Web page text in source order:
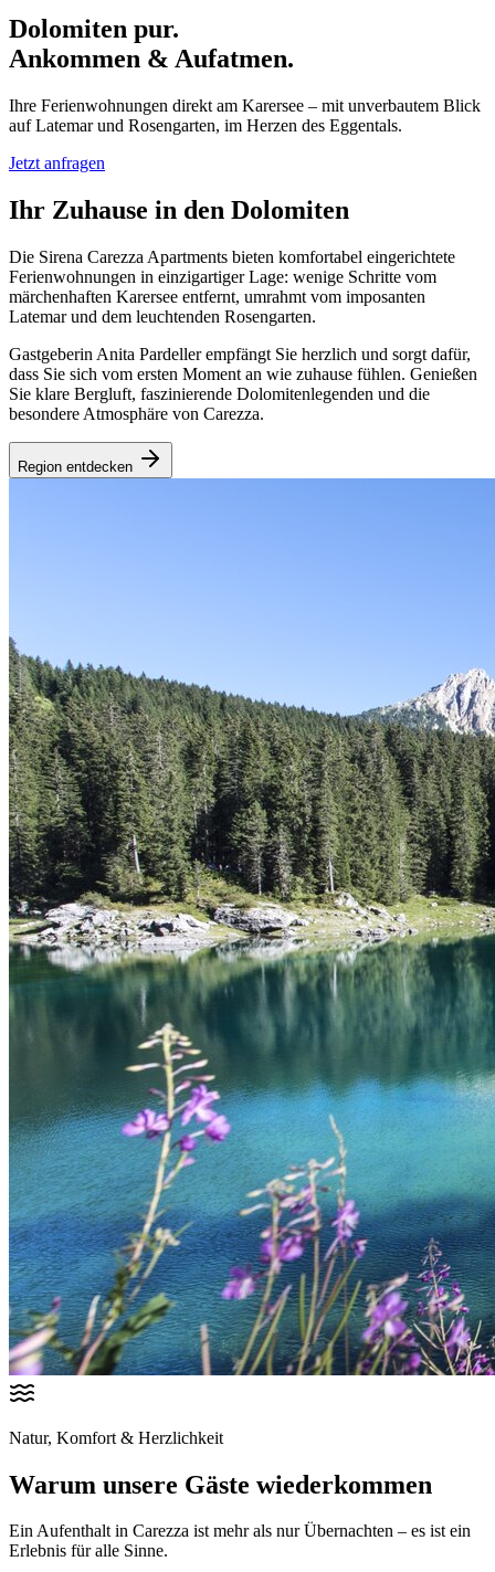
Dolomiten pur.
Ankommen & Aufatmen.
Ihre Ferienwohnungen direkt am Karersee – mit unverbautem Blick
auf Latemar und Rosengarten, im Herzen des Eggentals.
Jetzt anfragen
Ihr Zuhause in den Dolomiten
Die Sirena Carezza Apartments bieten komfortabel eingerichtete
Ferienwohnungen in einzigartiger Lage: wenige Schritte vom
märchenhaften Karersee entfernt, umrahmt vom imposanten
Latemar und dem leuchtenden Rosengarten.
Gastgeberin Anita Pardeller empfängt Sie herzlich und sorgt dafür,
dass Sie sich vom ersten Moment an wie zuhause fühlen. Genießen
Sie klare Bergluft, faszinierende Dolomitenlegenden und die
besondere Atmosphäre von Carezza.
Region entdecken
Natur, Komfort & Herzlichkeit
Warum unsere Gäste wiederkommen
Ein Aufenthalt in Carezza ist mehr als nur Übernachten – es ist ein
Erlebnis für alle Sinne.